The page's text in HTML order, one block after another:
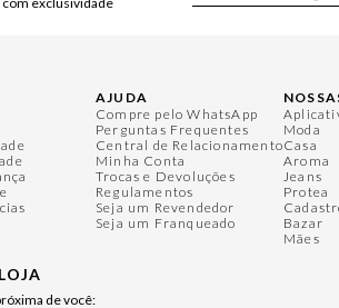
de você:
AJUDA
Compre pelo WhatsApp
Perguntas Frequentes
Central de Relacionamento
Minha Conta
Trocas e Devoluções
Regulamentos
Seja um Revendedor
Seja um Franqueado
Moda
Casa
Aroma
Jeans
Protea
Bazar
Mães